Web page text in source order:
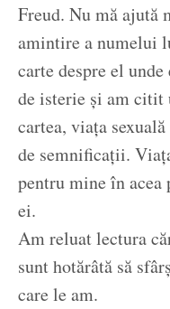
Freud. Nu mă ajută
amintire a numelui
carte despre el
de isterie și am citit
cartea, viața
de semnificații.
pentru mine în acea
ei.
Am reluat lectura
sunt hotărâtă să
care le am.